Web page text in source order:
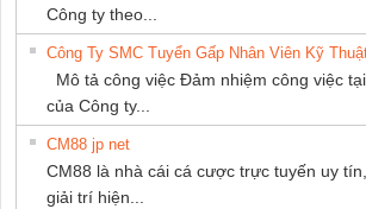
Công ty theo...
Công Ty SMC Tuyển Gấp Nhân Viên Kỹ
Mô tả công việc Đảm nhiệm công việc
của Công ty...
CM88 jp net
CM88 là nhà cái cá cược trực tuyến uy
giải trí hiện...